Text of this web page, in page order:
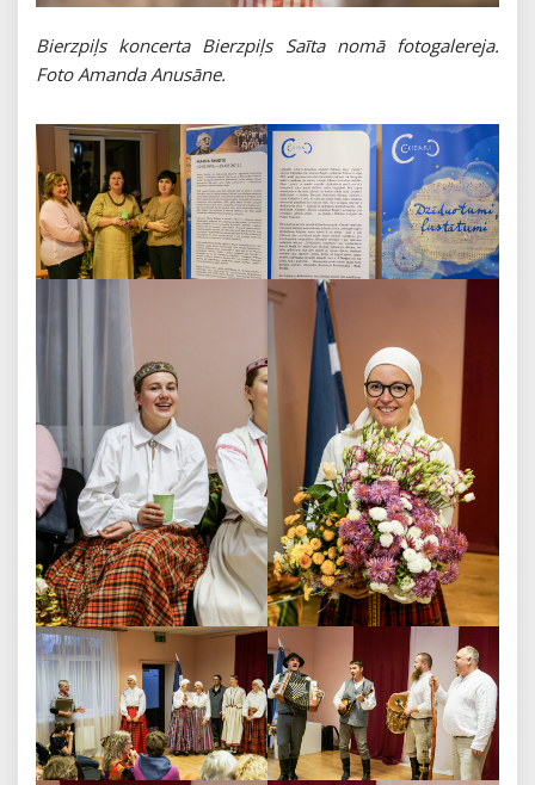
Bierzpiļs koncerta Bierzpiļs Saīta nomā fotogalereja.
Foto Amanda Anusāne.